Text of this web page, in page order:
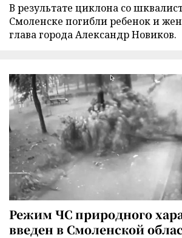
В результате циклона со
Смоленске погибли ребенок и
глава города Александр Новиков.
Режим ЧС природного
введен в Смоленской